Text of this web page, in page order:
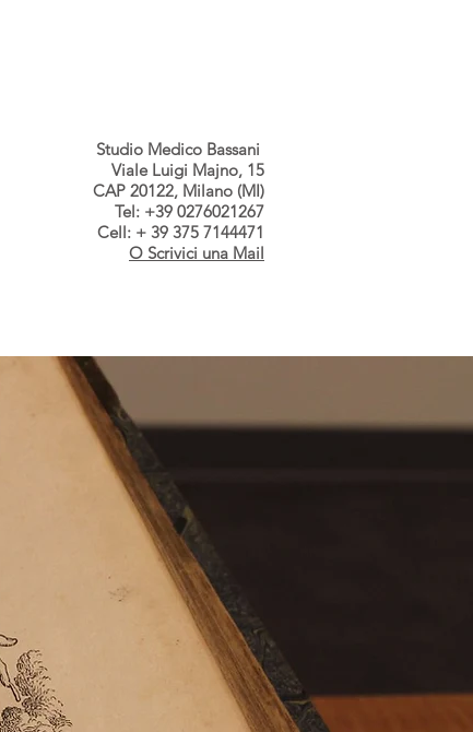
Studio Medico Bassani
Viale Luigi Majno, 15
CAP 20122, Milano (MI)
Tel: +39 0276021267
Cell: + 39 375 7144471
O Scrivici una Mail